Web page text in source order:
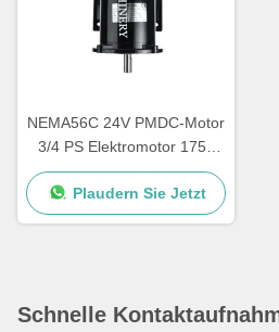
NEMA56C 24V PMDC-Motor
3/4 PS Elektromotor 1750
Rpm TEFC-Motor
Niederspannung
Plaudern Sie Jetzt
Schnelle